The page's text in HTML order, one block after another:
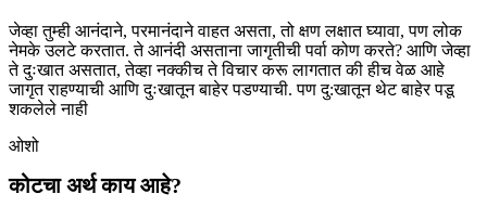
जेव्हा तुम्ही आनंदाने, परमानंदाने वाहत असता, तो क्षण लक्षात घ्यावा, पण लोक
नेमके उलटे करतात. ते आनंदी असताना जागृतीची पर्वा कोण करते? आणि जेव्हा
ते दुःखात असतात, तेव्हा नक्कीच ते विचार करू लागतात की हीच वेळ आहे
जागृत राहण्याची आणि दुःखातून बाहेर पडण्याची. पण दु:खातून थेट बाहेर पडू
शकलेले नाही
ओशो
कोटचा अर्थ काय आहे?